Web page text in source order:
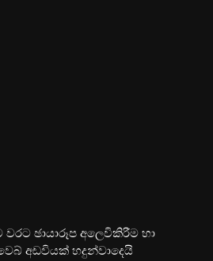
වරට ඡායාරූප අලෙවිකිරීම හා
අඩවියක් හදුන්වාදෙයි